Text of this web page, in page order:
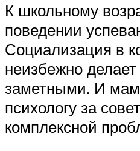
К школьному
поведении
Социализация в
неизбежно
заметными. И
психологу за
комплексной